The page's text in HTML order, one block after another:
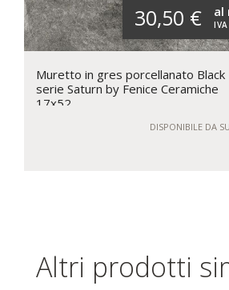
30,50 € al
Muretto in gres porcellanato Black
serie Saturn by Fenice Ceramiche
17x52
DISPONIBILE DA
Altri prodotti